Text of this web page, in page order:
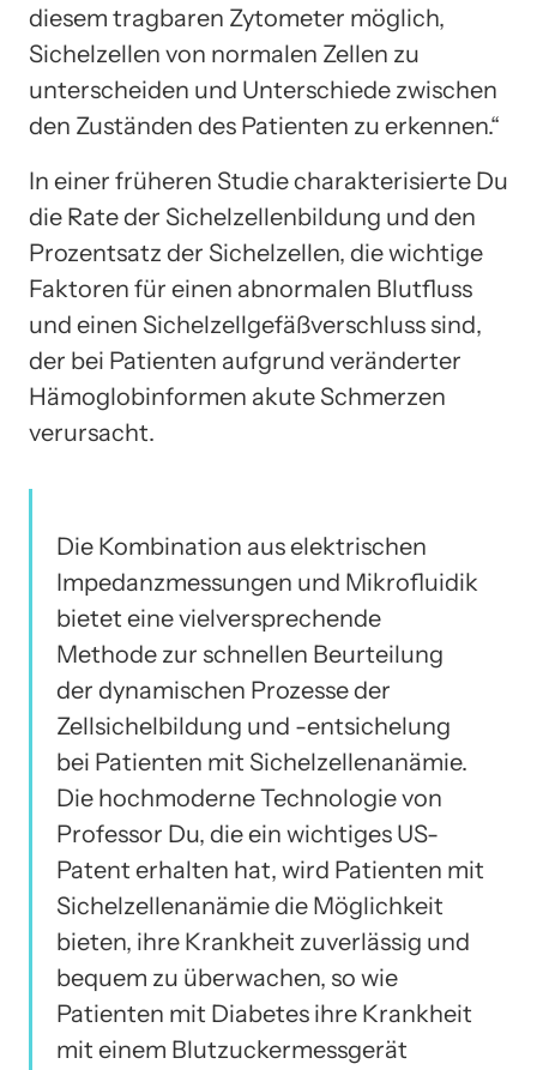
diesem tragbaren Zytometer möglich,
Sichelzellen von normalen Zellen zu
unterscheiden und Unterschiede zwischen
den Zuständen des Patienten zu erkennen.“
In einer früheren Studie charakterisierte Du
die Rate der Sichelzellenbildung und den
Prozentsatz der Sichelzellen, die wichtige
Faktoren für einen abnormalen Blutfluss
und einen Sichelzellgefäßverschluss sind,
der bei Patienten aufgrund veränderter
Hämoglobinformen akute Schmerzen
verursacht.
Die Kombination aus elektrischen
Impedanzmessungen und Mikrofluidik
bietet eine vielversprechende
Methode zur schnellen Beurteilung
der dynamischen Prozesse der
Zellsichelbildung und -entsichelung
bei Patienten mit Sichelzellenanämie.
Die hochmoderne Technologie von
Professor Du, die ein wichtiges US-
Patent erhalten hat, wird Patienten mit
Sichelzellenanämie die Möglichkeit
bieten, ihre Krankheit zuverlässig und
bequem zu überwachen, so wie
Patienten mit Diabetes ihre Krankheit
mit einem Blutzuckermessgerät